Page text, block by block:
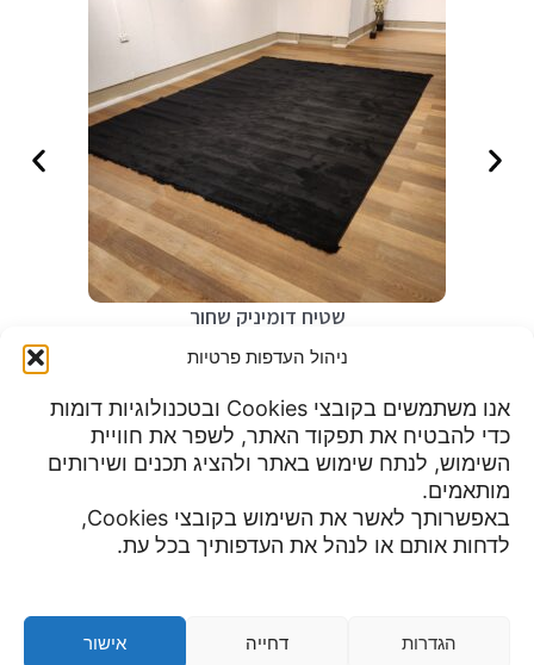
ניהול העדפות פרטיות
אנו משתמשים בקובצי Cookies ובטכנולוגיות דומות
כדי להבטיח את תפקוד האתר, לשפר את חוויית
השימוש, לנתח שימוש באתר ולהציג תכנים ושירותים
מותאמים.
באפשרותך לאשר את השימוש בקובצי Cookies,
לדחות אותם או לנהל את העדפותיך בכל עת.
אישור דחייה הגדרות
שטיח דומיניק שחור
מדיניות פרטיות
תנאי שימוש
הצהרת נגישות
צור קשר
שעות פעילות:
יום שישי 8:30 עד 15:00
מוצ"ש עד חצות